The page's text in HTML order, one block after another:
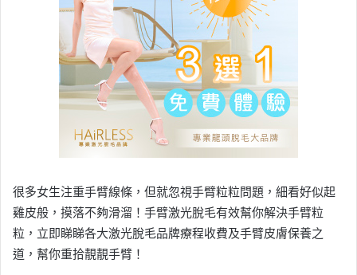
很多女生注重手臂線條，但就忽視手臂粒粒問題，細看好似起
雞皮般，摸落不夠滑溜！手臂激光脫毛有效幫你解決手臂粒
粒，立即睇睇各大激光脫毛品牌療程收費及手臂皮膚保養之
道，幫你重拾靚靚手臂！